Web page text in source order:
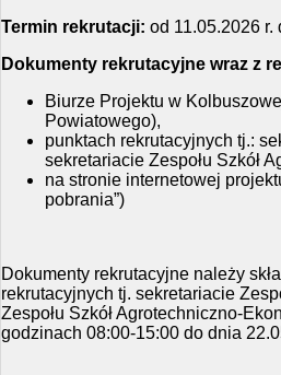
Termin rekrutacji: od 11.05.2026 r.
Dokumenty rekrutacyjne wraz z
Biurze Projektu w
Powiatowego),
punktach rekrutacyjnych tj.:
sekretariacie Zespołu Szkół
na stronie internetowej
pobrania”)
Dokumenty rekrutacyjne należy
rekrutacyjnych tj. sekretariacie
Zespołu Szkół Agrotechniczno-
godzinach 08:00-15:00 do dnia